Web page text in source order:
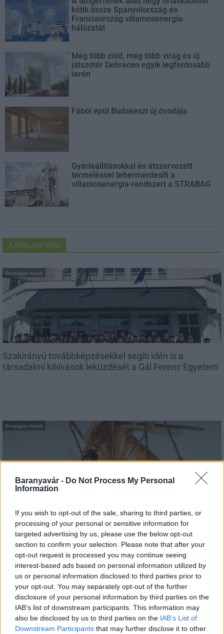
Baranyavár - Do Not Process My Personal
Information
If you wish to opt-out of the sale, sharing to third parties, or
processing of your personal or sensitive information for
targeted advertising by us, please use the below opt-out
section to confirm your selection. Please note that after your
opt-out request is processed you may continue seeing
interest-based ads based on personal information utilized by
us or personal information disclosed to third parties prior to
your opt-out. You may separately opt-out of the further
disclosure of your personal information by third parties on the
IAB’s list of downstream participants. This information may
also be disclosed by us to third parties on the IAB’s List of
Downstream Participants that may further disclose it to other
kötik össze Spanyolország és
Franciaország villamosenergia-
hálózatát
Még több zöld, még több virág és új
játszótér Debrecen egyik legfontosabb
terén
Fából épül Budakeszi új óvodája
Gyárleállításokkal és átszervezett
termeléssel tehermentesíti a
villamosenergia-rendszert a STRABAG
AJÁNLJUK MÉG
Országos hírek
Szakirányú továbbképzésekkel segíti idén is a
társadalmi kihívások leküzdését a Gál Ferenc Egyetem
Országos hírek
A lakosságra is fontos szerep hárul a szúnyoginvázió
elkerülésében
Országos hírek